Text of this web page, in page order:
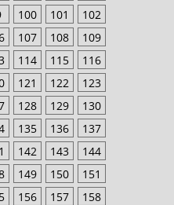
100 101
102
107 108
109
114 115
116
121 122
123
128 129
130
135 136
137
142 143
144
149 150
151
156 157
158